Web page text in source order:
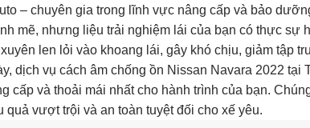
– chuyên gia trong lĩnh vực nâng cấp và bảo
mẽ, nhưng liệu trải nghiệm lái của bạn có thực sự
len lỏi vào khoang lái, gây khó chịu, giảm tập
dịch vụ cách âm chống ồn Nissan Navara 2022 tại
cấp và thoải mái nhất cho hành trình của bạn.
vượt trội và an toàn tuyệt đối cho xế yêu.